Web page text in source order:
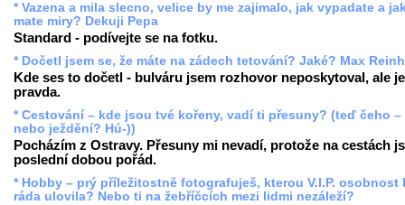
* Vazena a mila slecno, velice by me zajimalo, jak vypadate a
mate miry? Dekuji Pepa
Standard - podívejte se na fotku.
* Dočetl jsem se, že máte na zádech tetování? Jaké? Max
Kde ses to dočetl - bulváru jsem rozhovor neposkytoval, ale
pravda.
* Cestování – kde jsou tvé kořeny, vadí ti přesuny? (teď čeho –
nebo ježdění? Hú-))
Pocházím z Ostravy. Přesuny mi nevadí, protože na cestách
poslední dobou pořád.
* Hobby – prý příležitostně fotografuješ, kterou V.I.P. osobnost
ráda ulovila? Nebo ti na žebříčcích mezi lidmi nezáleží?